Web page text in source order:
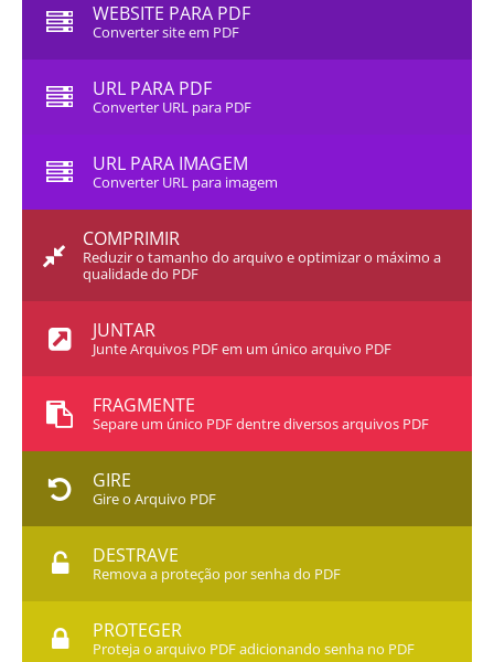
WEBSITE PARA PDF
Converter site em PDF
URL PARA PDF
Converter URL para PDF
URL PARA IMAGEM
Converter URL para imagem
COMPRIMIR
Reduzir o tamanho do arquivo e optimizar o máximo a
qualidade do PDF
JUNTAR
Junte Arquivos PDF em um único arquivo PDF
FRAGMENTE
Separe um único PDF dentre diversos arquivos PDF
GIRE
Gire o Arquivo PDF
DESTRAVE
Remova a proteção por senha do PDF
PROTEGER
Proteja o arquivo PDF adicionando senha no PDF